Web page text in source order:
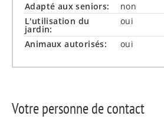
Adapté aux seniors:
non
L'utilisation du
jardin:
oui
Animaux autorisés: oui
Votre personne de contact